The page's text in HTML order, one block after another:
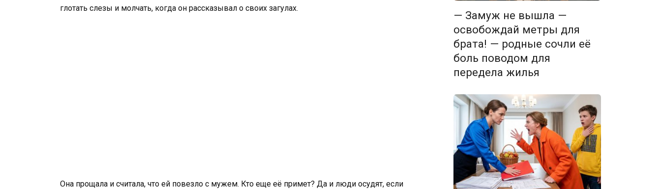
глотать слезы и молчать, когда он рассказывал о своих загулах.
Она прощала и считала, что ей повезло с мужем. Кто еще её примет? Да и люди осудят, если
— Замуж не вышла —
освобождай метры для
брата! — родные сочли её
боль поводом для
передела жилья